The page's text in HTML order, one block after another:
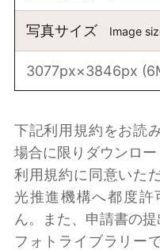
写真サイズ Image
3077px×3846px
下記利用規約をお読
場合に限りダウンロー
利用規約に同意いた
光推進機構へ都度
ん。また、申請書の提
フォトライブラリー